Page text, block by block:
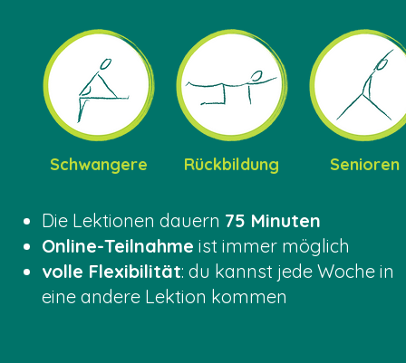
Schwangere Rückbildung Senioren
​Die Lektionen dauern 75 Minuten
Online-Teilnahme ist immer möglich
volle Flexibilität: du kannst jede Woche in
eine andere Lektion kommen